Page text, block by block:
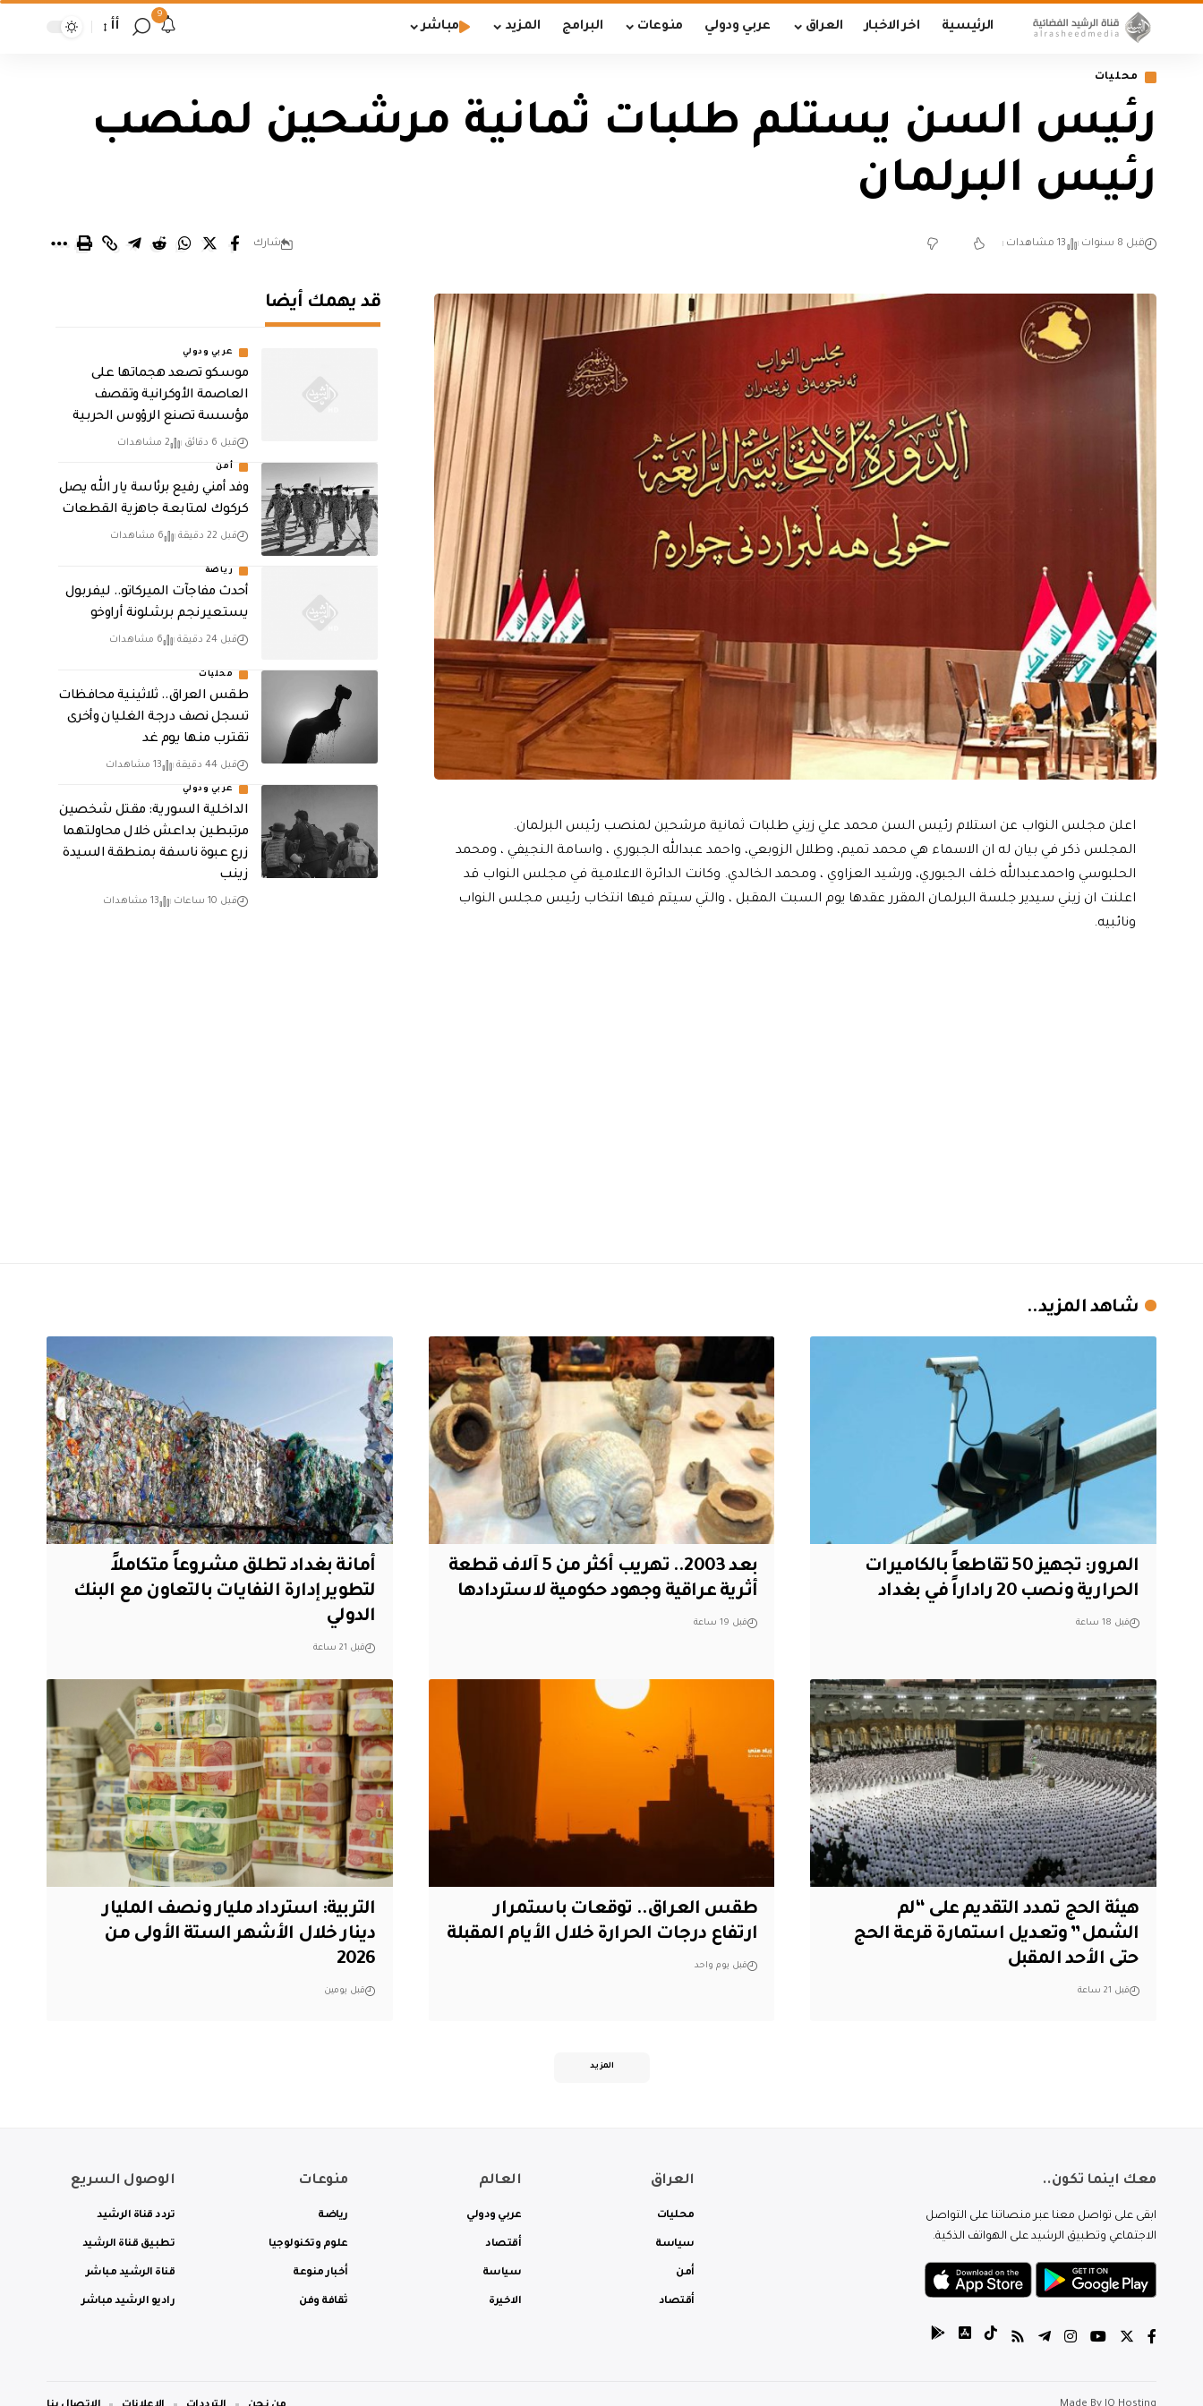
الرئيسية اخر الاخبار العراق عربي ودولي منوعات البرامج المزيد مباشر
9
أأ
محليات
رئيس السن يستلم طلبات ثمانية مرشحين لمنصب
رئيس البرلمان
قبل 8 سنوات 13 مشاهدات شارك
اعلن مجلس النواب عن استلام رئيس السن محمد علي زيني طلبات ثمانية مرشحين لمنصب رئيس البرلمان.
المجلس ذكر في بيان له ان الاسماء هي محمد تميم، وطلال الزوبعي، واحمد عبدالله الجبوري ، واسامة النجيفي ، ومحمد
الحلبوسي واحمدعبدالله خلف الجبوري، ورشيد العزاوي ، ومحمد الخالدي. وكانت الدائرة الاعلامية في مجلس النواب قد
اعلنت ان زيني سيدير جلسة البرلمـان المقرر عقدها يوم السبت المقبل ، والتي سيتم فيها انتخاب رئيس مجلس النواب
ونائبيه.
قد يهمك أيضا
عربي ودولي
موسكو تصعد هجماتها على
العاصمة الأوكرانية وتقصف
مؤسسة تصنع الرؤوس الحربية
قبل 6 دقائق 2 مشاهدات
أمن
وفد أمني رفيع برئاسة يار الله يصل
كركوك لمتابعة جاهزية القطعات
قبل 22 دقيقة 6 مشاهدات
رياضة
أحدث مفاجآت الميركاتو.. ليفربول
يستعير نجم برشلونة أراوخو
قبل 24 دقيقة 6 مشاهدات
محليات
طقس العراق.. ثلاثينية محافظات
تسجل نصف درجة الغليان وأخرى
تقترب منها يوم غد
قبل 44 دقيقة 13 مشاهدات
عربي ودولي
الداخلية السورية: مقتل شخصين
مرتبطين بداعش خلال محاولتهما
زرع عبوة ناسفة بمنطقة السيدة
زينب
قبل 10 ساعات 13 مشاهدات
شاهد المزيد..
المرور: تجهيز 50 تقاطعاً بالكاميرات
الحرارية ونصب 20 راداراً في بغداد
قبل 18 ساعة
بعد 2003.. تهريب أكثر من 5 آلاف قطعة
أثرية عراقية وجهود حكومية لاستردادها
قبل 19 ساعة
أمانة بغداد تطلق مشروعاً متكاملاً
لتطوير إدارة النفايات بالتعاون مع البنك
الدولي
قبل 21 ساعة
هيئة الحج تمدد التقديم على “لم
الشمل” وتعديل استمارة قرعة الحج
حتى الأحد المقبل
قبل 21 ساعة
طقس العراق.. توقعات باستمرار
ارتفاع درجات الحرارة خلال الأيام المقبلة
قبل يوم واحد
التربية: استرداد مليار ونصف المليار
دينار خلال الأشهر الستة الأولى من
2026
قبل يومين
المزيد
معك اينما تكون..
ابقى على تواصل معنا عبر منصاتنا على التواصل
الاجتماعي وتطبيق الرشيد على الهواتف الذكية.
العراق
محليات
سياسة
أمن
أقتصاد
العالم
عربي ودولي
أقتصاد
سياسة
الاخيرة
منوعات
رياضة
علوم وتكنولوجيا
أخبار منوعة
ثقافة وفن
الوصول السريع
تردد قناة الرشيد
تطبيق قناة الرشيد
قناة الرشيد مباشر
راديو الرشيد مباشر